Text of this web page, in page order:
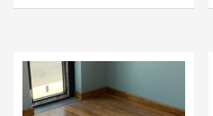
sao